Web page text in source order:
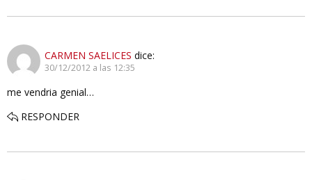
CARMEN SAELICES dice:
30/12/2012 a las 12:35
me vendria genial…
RESPONDER